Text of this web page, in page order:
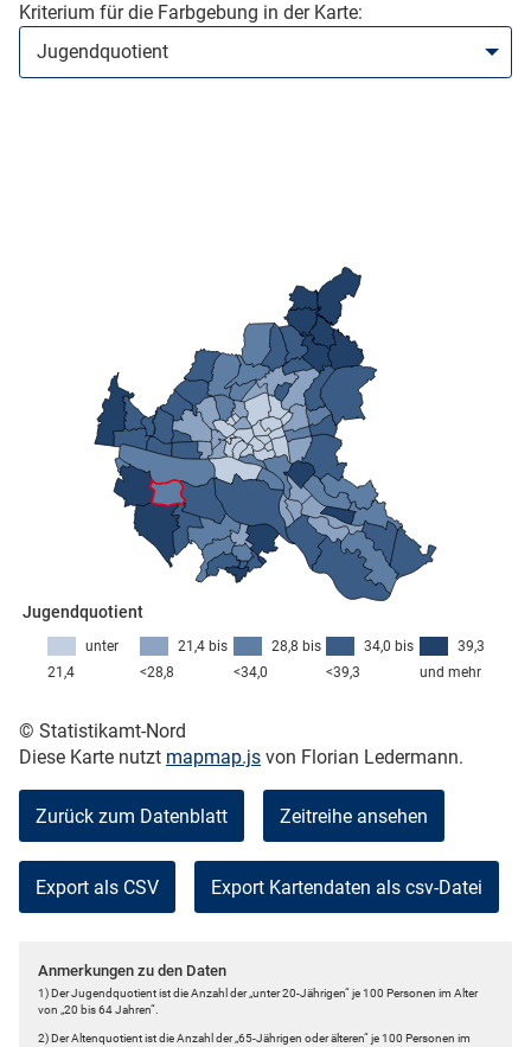
Kriterium für die Farbgebung in der Karte:
Jugendquotient
39,3
und mehr
34,0 bis
<39,3
28,8 bis
<34,0
21,4 bis
<28,8
unter
21,4
© Statistikamt-Nord
Diese Karte nutzt mapmap.js von Florian Ledermann.
Zurück zum Datenblatt Zeitreihe ansehen
Export als CSV
Anmerkungen zu den Daten
1) Der Jugendquotient ist die Anzahl der „unter 20-Jährigen“ je 100 Personen im Alter
von „20 bis 64 Jahren“.
2) Der Altenquotient ist die Anzahl der „65-Jährigen oder älteren“ je 100 Personen im